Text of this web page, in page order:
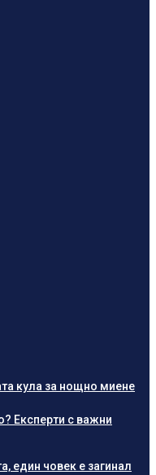
кула за нощно миене
Експерти с важни
един човек е загинал